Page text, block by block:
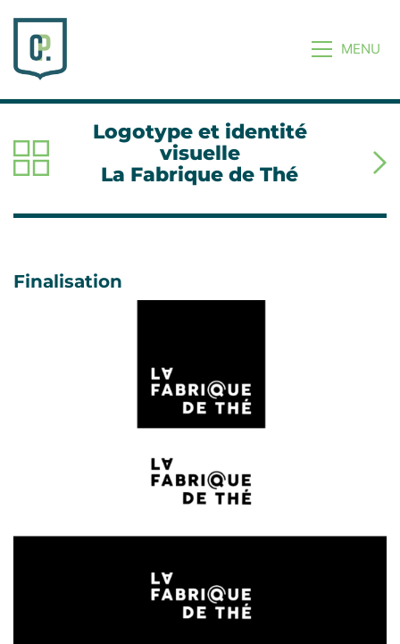
MENU
Logotype et identité
visuelle
La Fabrique de Thé
Finalisation